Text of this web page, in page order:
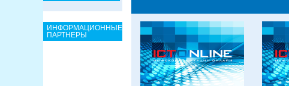
ИНФОРМАЦИОННЫЕ
ПАРТНЕРЫ